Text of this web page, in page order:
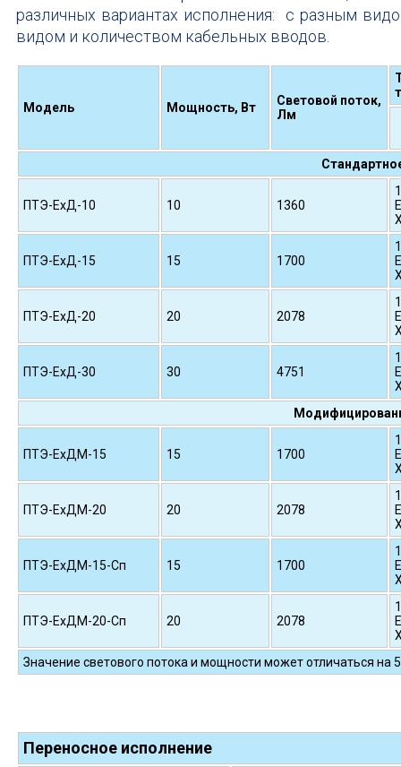
различных вариантах исполнения: с разным
видом и количеством кабельных вводов.
Модель Мощность, Вт
Световой поток,
Лм
ПТЭ-ЕхД-10 10 1360
ПТЭ-ЕхД-15 15 1700
ПТЭ-ЕхД-20 20 2078
ПТЭ-ЕхД-30 30 4751
ПТЭ-ЕхДМ-15 15 1700
ПТЭ-ЕхДМ-20 20 2078
ПТЭ-ЕхДМ-15-Сп 15 1700
ПТЭ-ЕхДМ-20-Сп 20 2078
Значение светового потока и мощности может отличаться на
Переносное исполнение